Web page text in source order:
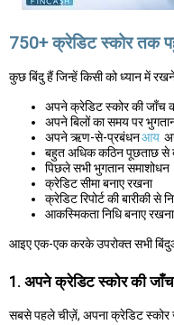
750+ क्रेडिट स्कोर तक
कुछ बिंदु हैं जिन्हें किसी को ध्यान में
अपने क्रेडिट स्कोर की जाँच
अपने बिलों का समय पर
अपने ऋण-से-प्रबंधनआय
बहुत अधिक कठिन पूछताछ से
पिछले सभी भुगतान समाशोधन
क्रेडिट सीमा बनाए रखना
क्रेडिट रिपोर्ट की बारीकी से
आकस्मिकता निधि बनाए रखना
आइए एक-एक करके उपरोक्त सभी
1. अपने क्रेडिट स्कोर की
सबसे पहले चीज़ें, अपना क्रेडिट स्कोर